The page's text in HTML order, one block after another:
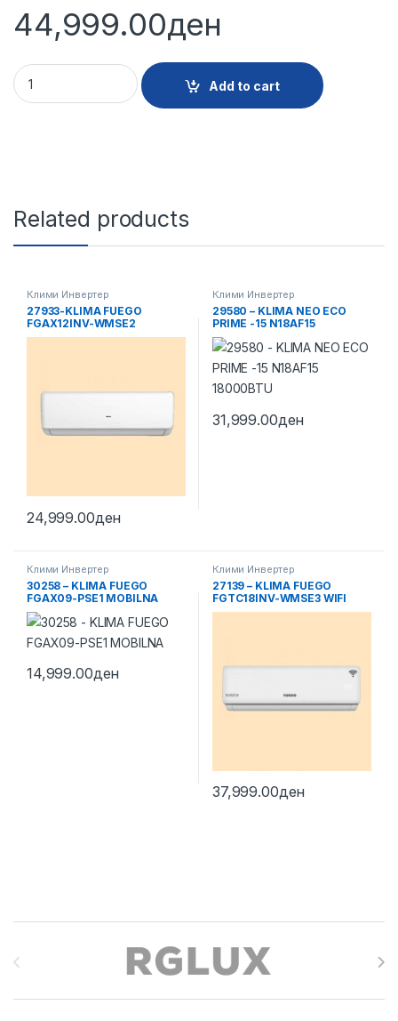
44,999.00ден
30246 - KLIMA TCL TAC24CHSD/ZG31I SAVEIN AI -20
Add to cart
Related products
Клими Инвертер
27933-KLIMA FUEGO
FGAX12INV-WMSE2
24,999.00ден
Клими Инвертер
29580 – KLIMA NEO ECO
PRIME -15 N18AF15
18000BTU
31,999.00ден
Клими Инвертер
30258 – KLIMA FUEGO
FGAX09-PSE1 MOBILNA
14,999.00ден
Клими Инвертер
27139 – KLIMA FUEGO
FGTC18INV-WMSE3 WIFI
37,999.00ден